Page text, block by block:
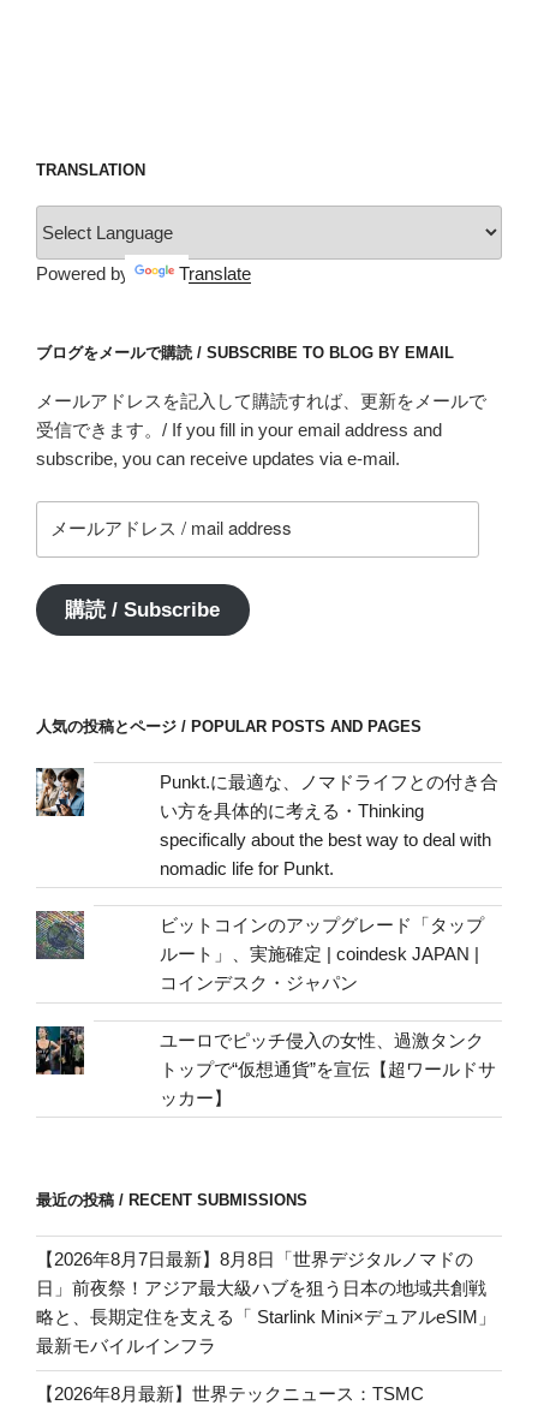
TRANSLATION
Powered by Translate
ブログをメールで購読 / SUBSCRIBE TO BLOG BY EMAIL
メールアドレスを記入して購読すれば、更新をメールで
受信できます。/ If you fill in your email address and
subscribe, you can receive updates via e-mail.
ー
ア
ド
address
購読 / Subscribe
人気の投稿とページ / POPULAR POSTS AND PAGES
Punkt.に最適な、ノマドライフとの付き合
い方を具体的に考える・Thinking
specifically about the best way to deal with
nomadic life for Punkt.
ビットコインのアップグレード「タップ
ルート」、実施確定 | coindesk JAPAN |
コインデスク・ジャパン
ユーロでピッチ侵入の女性、過激タンク
トップで“仮想通貨”を宣伝【超ワールドサ
ッカー】
最近の投稿 / RECENT SUBMISSIONS
【2026年8月7日最新】8月8日「世界デジタルノマドの
日」前夜祭！アジア最大級ハブを狙う日本の地域共創戦
略と、長期定住を支える「 Starlink Mini×デュアルeSIM」
最新モバイルインフラ
【2026年8月最新】世界テックニュース：TSMC